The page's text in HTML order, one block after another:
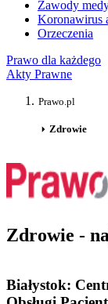
Zawody
Koronawirus
Orzeczenia
Prawo dla każdego
Akty Prawne
Prawo.pl
Zdrowie
Zdrowie -
Białystok: